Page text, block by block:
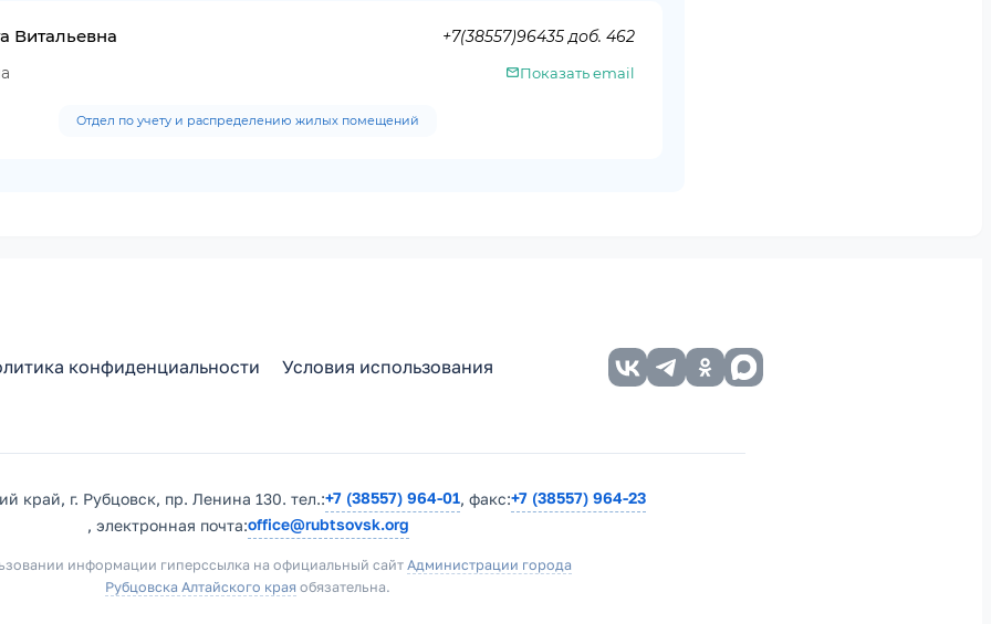
Витальевна
+7(38557)96435 доб. 462
Показать email
Отдел по учету и распределению жилых помещений
конфиденциальности Условия использования
край, г. Рубцовск, пр. Ленина 130. тел.:+7 (38557) 964-01, факс:+7 (38557) 964-23
, электронная почта:office@rubtsovsk.org
информации гиперссылка на официальный сайт Администрации города
Рубцовска Алтайского края обязательна.